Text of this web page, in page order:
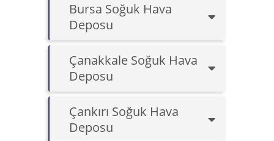
Bursa Soğuk Hava
Deposu
Çanakkale Soğuk Hava
Deposu
Çankırı Soğuk Hava
Deposu